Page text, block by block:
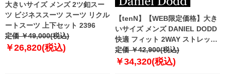
大きいサイズ メンズ 2ツ釦スー
ツ ビジネススーツ スーツ リクル
ートスーツ 上下セット 2396
定価 ￥49,000(税込)
￥26,820(税込)
【tenN】【WEB限定価格】大き
いサイズ メンズ DANIEL DODD
快適 フィット 2WAY ストレッチ
2ツ釦スーツ ウエスト アジャス
ター付 スーツ ビジネススーツ リ
定価 ￥42,900(税込)
￥34,320(税込)